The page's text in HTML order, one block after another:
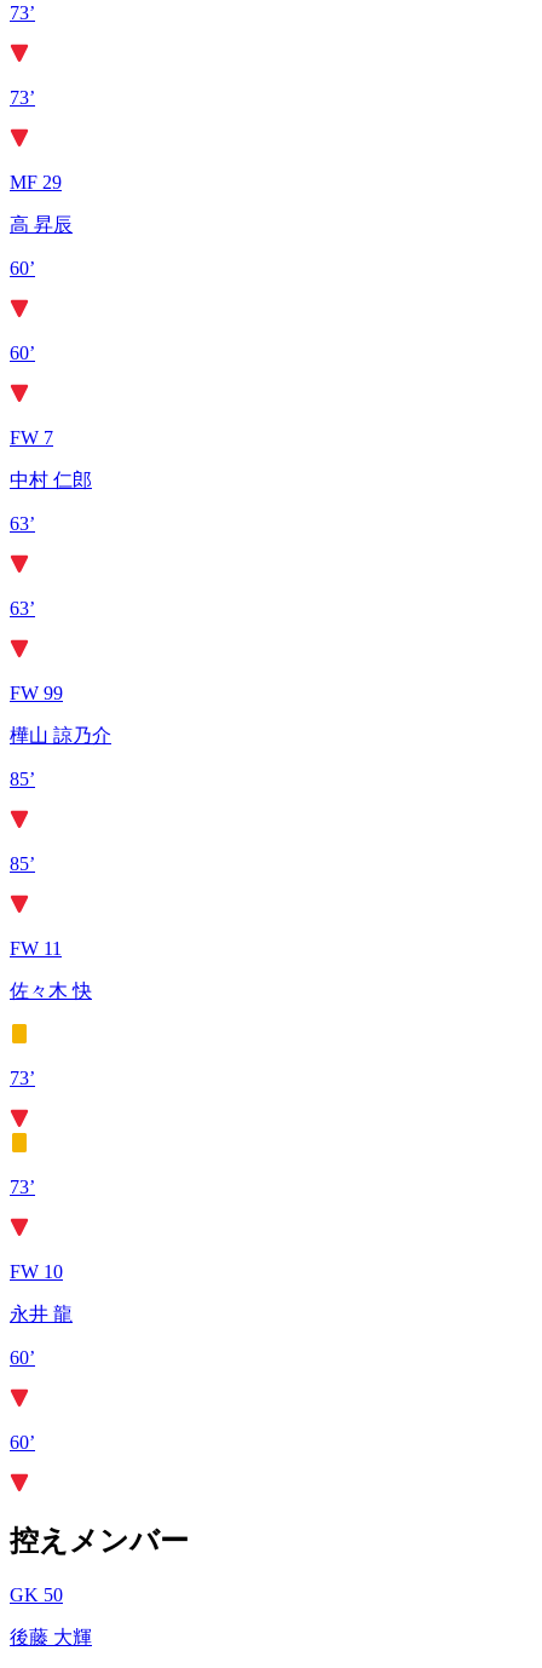
73’
73’
MF 29
高 昇辰
60’
60’
FW 7
中村 仁郎
63’
63’
FW 99
樺山 諒乃介
85’
85’
FW 11
佐々木 快
73’
73’
FW 10
永井 龍
60’
60’
控えメンバー
GK 50
後藤 大輝